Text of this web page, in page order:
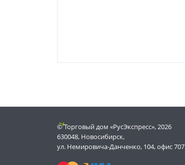
© Торговый дом «РусЭкспресс», 2026
630048, Новосибирск,
ул. Немировича-Данченко, 104, офис 707